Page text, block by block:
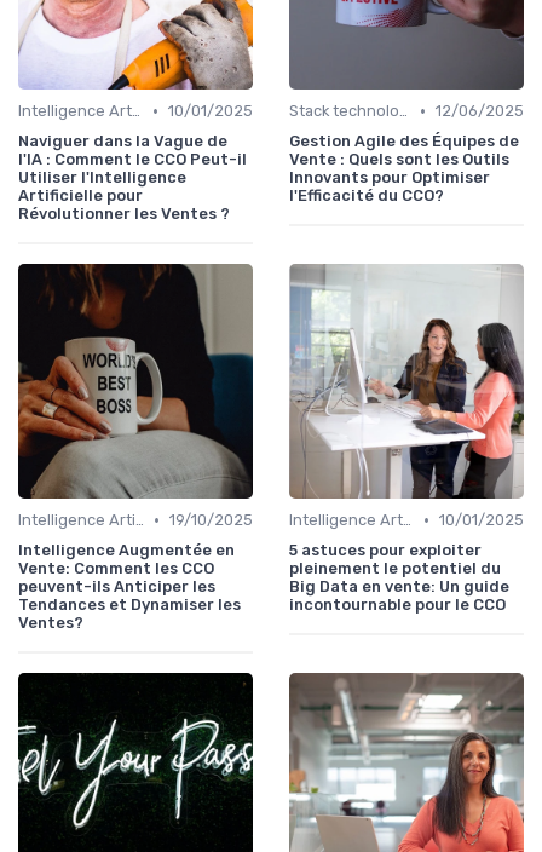
Intelligence Artificielle pour les ventes • 10/01/2025
Naviguer dans la Vague de
l'IA : Comment le CCO Peut-il
Utiliser l'Intelligence
Artificielle pour
Révolutionner les Ventes ?
Stack technologique du directeur commercial • 12/06/2025
Gestion Agile des Équipes de
Vente : Quels sont les Outils
Innovants pour Optimiser
l'Efficacité du CCO?
Intelligence Artificielle pour les ventes • 19/10/2025
Intelligence Augmentée en
Vente: Comment les CCO
peuvent-ils Anticiper les
Tendances et Dynamiser les
Ventes?
Intelligence Artificielle pour les ventes • 10/01/2025
5 astuces pour exploiter
pleinement le potentiel du
Big Data en vente: Un guide
incontournable pour le CCO